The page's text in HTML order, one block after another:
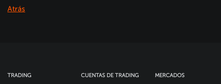
Atrás
TRADING CUENTAS DE TRADING MERCADOS